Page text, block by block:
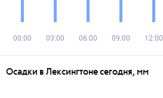
00:00 03:00 06:00 09:00 12:00
Осадки в Лексингтоне сегодня, мм